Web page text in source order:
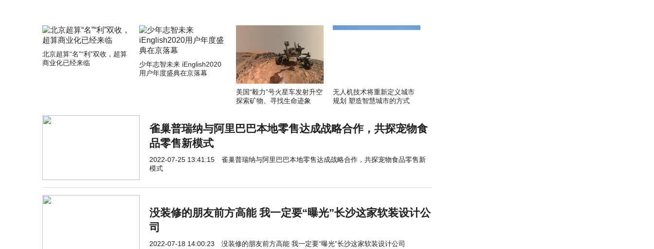
北京超算“名”“利”双收，超算
商业化已经来临
少年志智未来 iEnglish2020
用户年度盛典在京落幕
美国“毅力”号火星车发射升空
探索矿物、寻找生命迹象
无人机技术将重新定义城市
规划 塑造智慧城市的方式
雀巢普瑞纳与阿里巴巴本地零售达成战略合作，共探宠物食
品零售新模式
2022-07-25 13:41:15
雀巢普瑞纳与阿里巴巴本地零售达成战略合作，共探宠物食品零售新
模式
没装修的朋友前方高能 我一定要“曝光”长沙这家软装设计公
司
2022-07-18 14:00:23 没装修的朋友前方高能 我一定要“曝光”长沙这家软装设计公司